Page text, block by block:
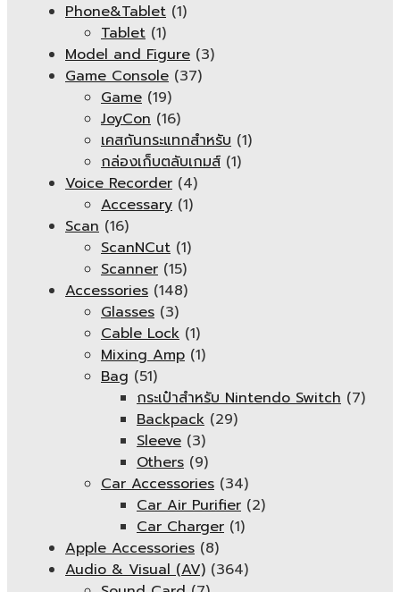
Phone&Tablet (1)
Tablet (1)
Model and Figure (3)
Game Console (37)
Game (19)
JoyCon (16)
เคสกันกระแทกสำหรับ (1)
กล่องเก็บตลับเกมส์ (1)
Voice Recorder (4)
Accessary (1)
Scan (16)
ScanNCut (1)
Scanner (15)
Accessories (148)
Glasses (3)
Cable Lock (1)
Mixing Amp (1)
Bag (51)
กระเป๋าสำหรับ Nintendo Switch (7)
Backpack (29)
Sleeve (3)
Others (9)
Car Accessories (34)
Car Air Purifier (2)
Car Charger (1)
Apple Accessories (8)
Audio & Visual (AV) (364)